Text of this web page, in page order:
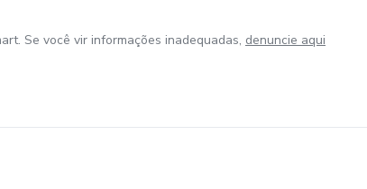
Se você vir informações inadequadas, denuncie aqui